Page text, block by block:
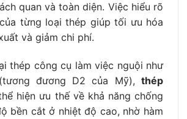
quan và toàn diện. Việc hiểu rõ
từng loại thép giúp tối ưu hóa
và giảm chi phí.
thép công cụ làm việc nguội như
đương D2 của Mỹ),thép
hiện ưu thế về khả năng chống
bền cắt ở nhiệt độ cao, nhờ hàm